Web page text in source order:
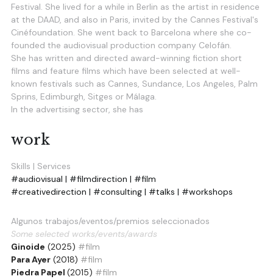
Festival. She lived for a while in Berlin as the artist in residence
at the DAAD, and also in Paris, invited by the Cannes Festival's
Cinéfoundation. She went back to Barcelona where she co-
founded the audiovisual production company Celofán.
She has written and directed award-winning fiction short
films and feature films which have been selected at well-
known festivals such as Cannes, Sundance, Los Angeles, Palm
Sprins, Edimburgh, Sitges or Málaga.
In the advertising sector, she has
work
Skills | Services
#audiovisual | #filmdirection | #film
#creativedirection | #consulting | #talks | #workshops
Algunos trabajos/eventos/premios seleccionados
Some selected works/events/awards
Ginoide (2025) #film
Para Ayer (2018) #film
Piedra Papel (2015) #film